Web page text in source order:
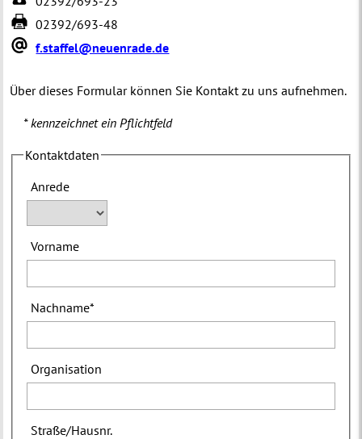
02392/693-48
f.staffel@neuenrade.de
Über dieses Formular können Sie Kontakt zu uns aufnehmen.
* kennzeichnet ein Pflichtfeld
Kontaktdaten
Anrede
Vorname
Nachname*
Organisation
Straße/Hausnr.